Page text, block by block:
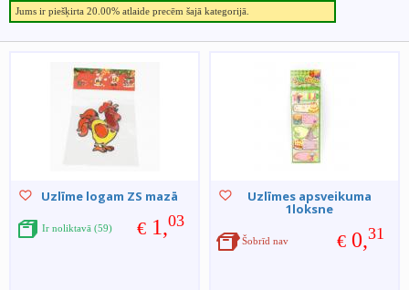
Jums ir piešķirta 20.00% atlaide precēm šajā kategorijā.
Uzlīme logam ZS mazā
€ 1,03
Ir noliktavā (59)
Uzlīmes apsveikuma
1loksne
€ 0,31
Šobrīd nav